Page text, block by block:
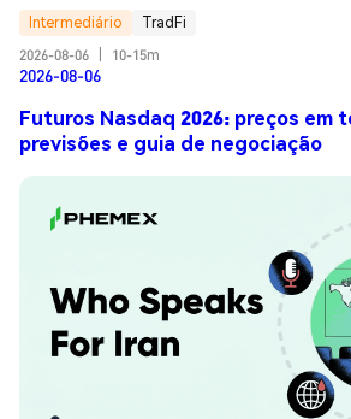
Intermediário
TradFi
2026-08-06
10-15m
2026-08-06
Futuros Nasdaq 2026: preços em
previsões e guia de negociação